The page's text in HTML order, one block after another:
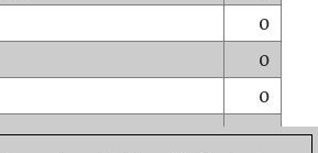
0
0
0
0